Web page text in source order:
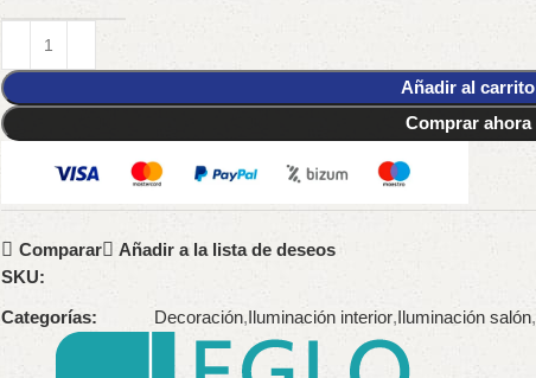
Añadir al carrito
Comprar ahora
Comparar
Añadir a la lista de deseos
SKU:
Categorías:
Decoración,Iluminación interior,Iluminación salón,